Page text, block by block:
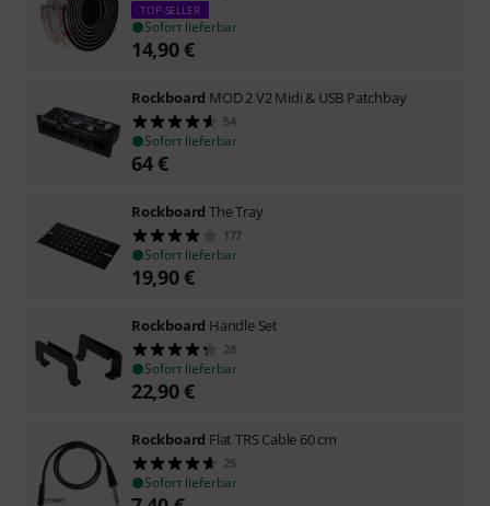
TOP-SELLER
Sofort lieferbar
14,90€
Rockboard MOD 2 V2 Midi & USB Patchbay
54
Sofort lieferbar
64€
Rockboard The Tray
177
Sofort lieferbar
19,90€
Rockboard Handle Set
28
Sofort lieferbar
22,90€
Rockboard Flat TRS Cable 60 cm
25
Sofort lieferbar